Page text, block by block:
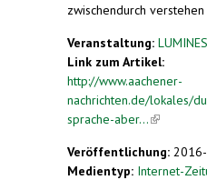
zwischendurch verstehen
Veranstaltung:
Link zum Artikel:
http://www.aachener-
nachrichten.de/lokales/
sprache-aber...(link is
Veröffentlichung:
Medientyp: Internet-